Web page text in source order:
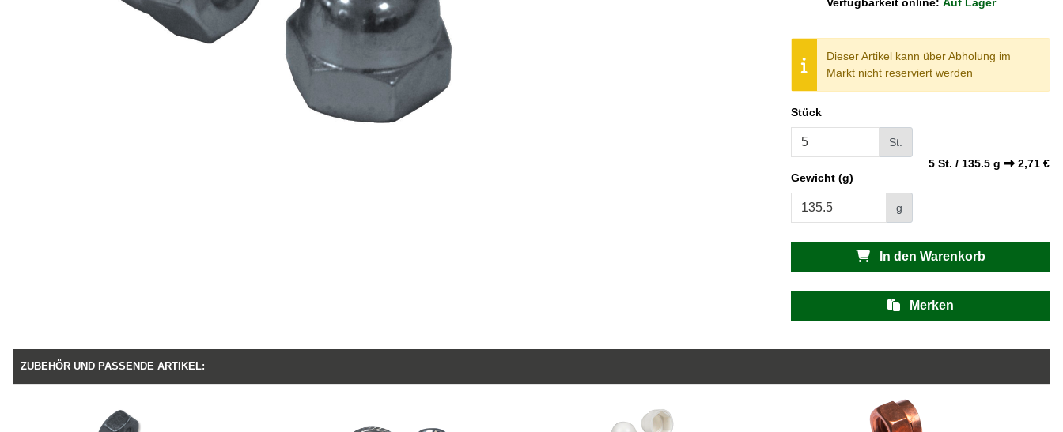
Verfügbarkeit online: Auf Lager
Dieser Artikel kann über Abholung im
Markt nicht reserviert werden
Stück
St.
Gewicht (g)
g
5 St. / 135.5 g 2,71 €
In den Warenkorb
Merken
ZUBEHÖR UND PASSENDE ARTIKEL: